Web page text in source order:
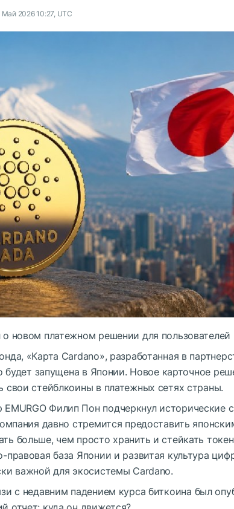
Май 2026 10:27, UTC
новом платежном решении для пользователей
«Карта Cardano», разработанная в
будет запущена в Японии. Новое карточное
свои стейблкоины в платежных сетях страны.
Филип Пон подчеркнул исторические
давно стремится предоставить
больше, чем просто хранить и стейкать
правовая база Японии и развитая культура
важной для экосистемы Cardano.
с недавним падением курса биткоина был